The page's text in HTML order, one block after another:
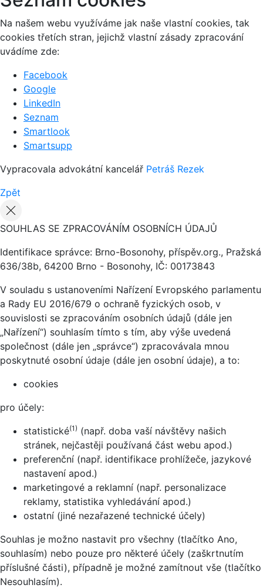
Na našem webu využíváme jak naše vlastní cookies, tak
cookies třetích stran, jejichž vlastní zásady zpracování
uvádíme zde:
Facebook
Google
LinkedIn
Seznam
Smartlook
Smartsupp
Vypracovala advokátní kancelář Petráš Rezek
Zpět
SOUHLAS SE ZPRACOVÁNÍM OSOBNÍCH ÚDAJŮ
Identifikace správce: Brno-Bosonohy, příspěv.org., Pražská
636/38b, 64200 Brno - Bosonohy, IČ: 00173843
V souladu s ustanoveními Nařízení Evropského parlamentu
a Rady EU 2016/679 o ochraně fyzických osob, v
souvislosti se zpracováním osobních údajů (dále jen
„Nařízení“) souhlasím tímto s tím, aby výše uvedená
společnost (dále jen „správce“) zpracovávala mnou
poskytnuté osobní údaje (dále jen osobní údaje), a to:
cookies
pro účely:
statistické(1) (např. doba vaší návštěvy našich
stránek, nejčastěji používaná část webu apod.)
preferenční (např. identifikace prohlížeče, jazykové
nastavení apod.)
marketingové a reklamní (např. personalizace
reklamy, statistika vyhledávání apod.)
ostatní (jiné nezařazené technické účely)
Souhlas je možno nastavit pro všechny (tlačítko Ano,
souhlasím) nebo pouze pro některé účely (zaškrtnutím
příslušné části), případně je možné zamítnout vše (tlačítko
Nesouhlasím).